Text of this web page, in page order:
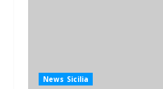
News Sicilia